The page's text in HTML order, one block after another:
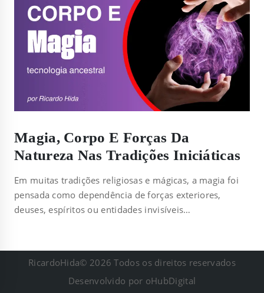
Magia, Corpo E Forças Da
Natureza Nas Tradições Iniciáticas
Em muitas tradições religiosas e mágicas, a magia foi
pensada como dependência de forças exteriores,
deuses, espíritos ou entidades invisíveis…
RicardoHida© 2026 Todos os direitos reservados
Desenvolvido por oHubDigital